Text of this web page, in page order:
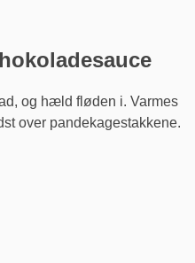
og hæld fløden i. Varmes
over pandekagestakkene.